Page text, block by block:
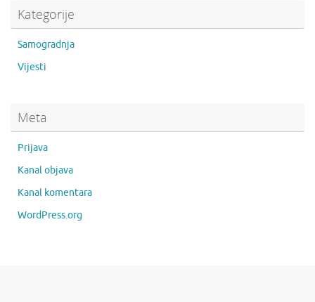
Kategorije
Samogradnja
Vijesti
Meta
Prijava
Kanal objava
Kanal komentara
WordPress.org